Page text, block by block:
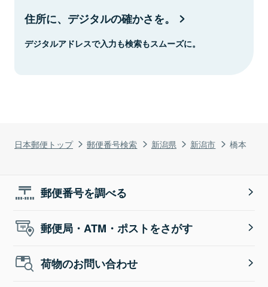
日本郵便トップ 郵便番号検索 新潟県 新潟市 橋本
住所に、デジタルの確かさを。
デジタルアドレスで入力も検索もスムーズに。
郵便番号を調べる
郵便局・ATM・ポストをさがす
荷物のお問い合わせ